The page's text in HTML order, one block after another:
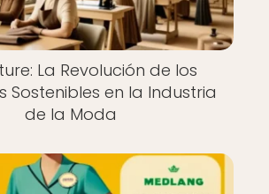
La Revolución de los
Sostenibles en la Industria
de la Moda